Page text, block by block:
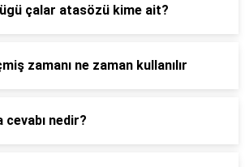
çalar atasözü kime ait?
zamanı ne zaman kullanılır
nedir?